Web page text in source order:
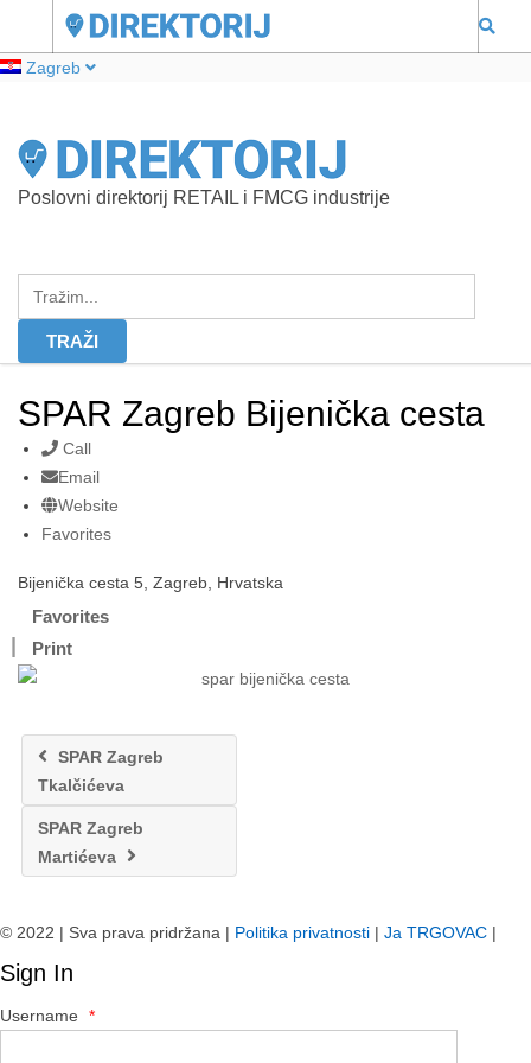
Zagreb
Poslovni direktorij RETAIL i FMCG industrije
SPAR Zagreb Bijenička cesta
Call
Email
Website
Favorites
Bijenička cesta 5, Zagreb, Hrvatska
Favorites
Print
SPAR Zagreb
Tkalčićeva
SPAR Zagreb
Martićeva
© 2022 | Sva prava pridržana | Politika privatnosti | Ja TRGOVAC |
Sign In
Username *